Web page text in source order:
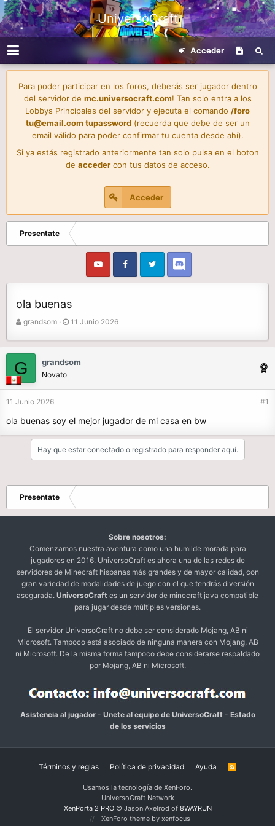
UniversoCraft
Acceder
Para poder participar en los foros, deberás ser jugador dentro
del servidor de mc.universocraft.com! Tan solo entra a los
Lobbys Principales del servidor y ejecuta el comando /foro
tu@email.com tupassword(recuerda que debe de ser un
email válido para poder confirmar tu cuenta desde ahí).
Si ya estás registrado anteriormente tan solo pulsa en el boton
de accedercon tus datos de acceso.
Acceder
Presentate
ola buenas
A
o
r
grandsom
F
a
e
i
c
i
o
11 Junio 2026
G grandsom
Novato
11 Junio 2026 #1
ola buenas soy el mejor jugador de mi casa en bw
Hay que estar conectado o registrado para responder aquí.
Presentate
Sobre nosotros:
Comenzamos nuestra aventura como una humilde morada para
jugadores en 2016. UniversoCraft es ahora una de las redes de
servidores de Minecraft hispanas más grandes y de mayor calidad, con
gran variedad de modalidades de juego con el que tendrás diversión
asegurada. UniversoCraft es un servidor de minecraft java compatible
para jugar desde múltiples versiones.
El servidor UniversoCraft no debe ser considerado Mojang, AB ni
Microsoft. Tampoco está asociado de ninguna manera con Mojang, AB
ni Microsoft. De la misma forma tampoco debe considerarse respaldado
por Mojang, AB ni Microsoft.
Asistencia al jugador- Unete al equipo de UniversoCraft - Estado
de los servicios
Términos y reglas Política de privacidad Ayuda
R
Usamos la tecnología de XenForo.
UniversoCraft Network
XenPorta 2 PRO© Jason Axelrod of 8WAYRUN
XenForo theme by xenfocus